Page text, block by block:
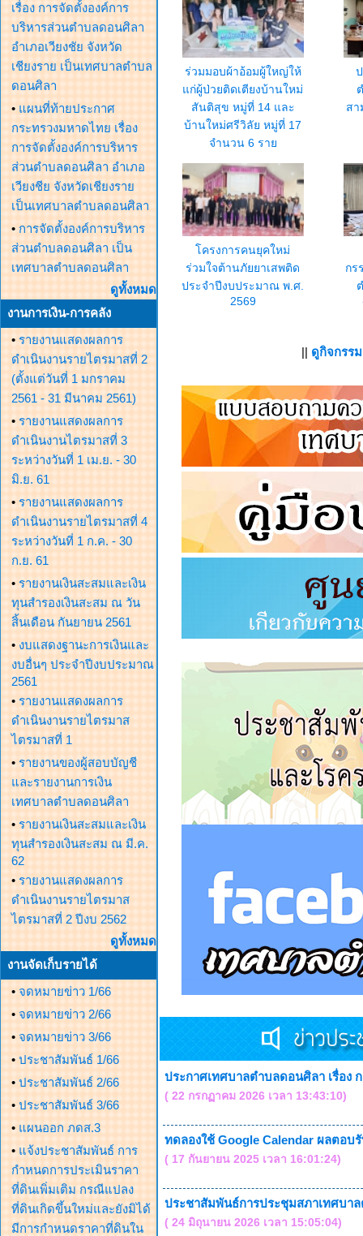
เรื่อง การจัดตั้งองค์การ
บริหารส่วนตำบลดอนศิลา
อำเภอเวียงชัย จังหวัด
เชียงราย เป็นเทศบาลตำบล
ดอนศิลา
• แผนที่ท้ายประกาศ
กระทรวงมหาดไทย เรื่อง
การจัดตั้งองค์การบริหาร
ส่วนตำบลดอนศิลา อำเภอ
เวียงชีย จังหวัดเชียงราย
เป็นเทศบาลตำบลดอนศิลา
• การจัดตั้งองค์การบริหาร
ส่วนตำบลดอนศิลา เป็น
เทศบาลตำบลดอนศิลา
ดูทั้งหมด
งานการเงิน-การคลัง
• รายงานแสดงผลการ
ดำเนินงานรายไตรมาสที่ 2
(ตั้งแต่วันที่ 1 มกราคม
2561 - 31 มีนาคม 2561)
• รายงานแสดงผลการ
ดำเนินงานไตรมาสที่ 3
ระหว่างวันที่ 1 เม.ย. - 30
มิ.ย. 61
• รายงานแสดงผลการ
ดำเนินงานรายไตรมาสที่ 4
ระหว่างวันที่ 1 ก.ค. - 30
ก.ย. 61
• รายงานเงินสะสมและเงิน
ทุนสำรองเงินสะสม ณ วัน
สิ้นเดือน กันยายน 2561
• งบแสดงฐานะการเงินและ
งบอื่นๆ ประจำปีงบประมาณ
2561
• รายงานแสดงผลการ
ดำเนินงานรายไตรมาส
ไตรมาสที่ 1
• รายงานของผู้สอบบัญชี
และรายงานการเงิน
เทศบาลตำบลดอนศิลา
• รายงานเงินสะสมและเงิน
ทุนสำรองเงินสะสม ณ มี.ค.
62
• รายงานแสดงผลการ
ดำเนินงานรายไตรมาส
ไตรมาสที่ 2 ปีงบ 2562
ดูทั้งหมด
งานจัดเก็บรายได้
• จดหมายข่าว 1/66
• จดหมายข่าว 2/66
• จดหมายข่าว 3/66
• ประชาสัมพันธ์ 1/66
• ประชาสัมพันธ์ 2/66
• ประชาสัมพันธ์ 3/66
• แผนออก ภดส.3
• แจ้งประชาสัมพันธ์ การ
กำหนดการประเมินราคา
ที่ดินเพิ่มเติม กรณีแปลง
ที่ดินเกิดขึ้นใหม่และยังมิได้
มีการกำหนดราคาที่ดินใน
ร่วมมอบผ้าอ้อมผู้ใหญ่ให้
แก่ผู้ป่วยติดเตียงบ้านใหม่
สันติสุข หมู่ที่ 14 และ
บ้านใหม่ศรีวิลัย หมู่ที่ 17
จำนวน 6 ราย
สา
โครงการคนยุคใหม่
ร่วมใจต้านภัยยาเสพติด
ประจำปีงบประมาณ พ.ศ.
2569
กร
|| ดูกิจกรร
ประกาศเทศบาลตำบลดอนศิลา เรื่อง
( 22 กรกฏาคม 2026 เวลา 13:43:10)
ทดลองใช้ Google Calendar ผลตอ
( 17 กันยายน 2025 เวลา 16:01:24)
ประชาสัมพันธ์การประชุมสภาเทศบา
( 24 มิถุนายน 2026 เวลา 15:05:04)